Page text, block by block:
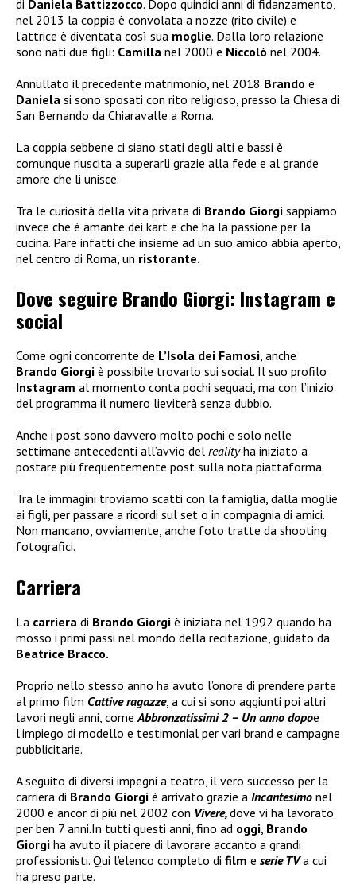
di Daniela Battizzocco. Dopo quindici anni di fidanzamento,
nel 2013 la coppia è convolata a nozze (rito civile) e
l’attrice è diventata così sua moglie. Dalla loro relazione
sono nati due figli: Camilla nel 2000 e Niccolò nel 2004.
Annullato il precedente matrimonio, nel 2018 Brando e
Daniela si sono sposati con rito religioso, presso la Chiesa di
San Bernando da Chiaravalle a Roma.
La coppia sebbene ci siano stati degli alti e bassi è
comunque riuscita a superarli grazie alla fede e al grande
amore che li unisce.
Tra le curiosità della vita privata di Brando Giorgi sappiamo
invece che è amante dei kart e che ha la passione per la
cucina. Pare infatti che insieme ad un suo amico abbia aperto,
nel centro di Roma, un ristorante.
Dove seguire Brando Giorgi: Instagram e
social
Come ogni concorrente de L’Isola dei Famosi, anche
Brando Giorgi è possibile trovarlo sui social. Il suo profilo
Instagram al momento conta pochi seguaci, ma con l’inizio
del programma il numero lieviterà senza dubbio.
Anche i post sono davvero molto pochi e solo nelle
settimane antecedenti all’avvio del realityha iniziato a
postare più frequentemente post sulla nota piattaforma.
Tra le immagini troviamo scatti con la famiglia, dalla moglie
ai figli, per passare a ricordi sul set o in compagnia di amici.
Non mancano, ovviamente, anche foto tratte da shooting
fotografici.
Carriera
La carriera di Brando Giorgi è iniziata nel 1992 quando ha
mosso i primi passi nel mondo della recitazione, guidato da
Beatrice Bracco.
Proprio nello stesso anno ha avuto l’onore di prendere parte
al primo film Cattive ragazze, a cui si sono aggiunti poi altri
lavori negli anni, come Abbronzatissimi 2 – Un anno dopoe
l’impiego di modello e testimonial per vari brand e campagne
pubblicitarie.
A seguito di diversi impegni a teatro, il vero successo per la
carriera di Brando Giorgi è arrivato grazie a Incantesimo nel
2000 e ancor di più nel 2002 con Vivere,dove vi ha lavorato
per ben 7 anni.In tutti questi anni, fino ad oggi Brando
Giorgi ha avuto il piacere di lavorare accanto a grandi
professionisti. Qui l’elenco completo di film e serie TVa cui
ha preso parte.